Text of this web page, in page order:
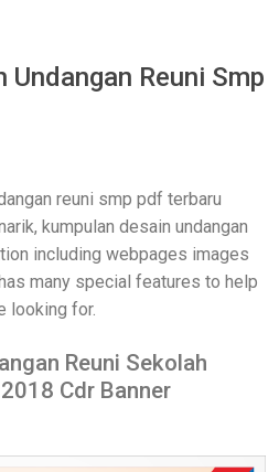
Undangan Reuni Smp
reuni smp pdf terbaru
kumpulan desain undangan
including webpages images
many special features to help
looking for.
Reuni Sekolah
Cdr Banner